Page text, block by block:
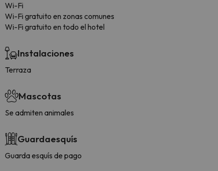
Wi-Fi
Wi-Fi gratuito en zonas comunes
Wi-Fi gratuito en todo el hotel
Instalaciones
Terraza
Mascotas
Se admiten animales
Guardaesquís
Guarda esquís de pago